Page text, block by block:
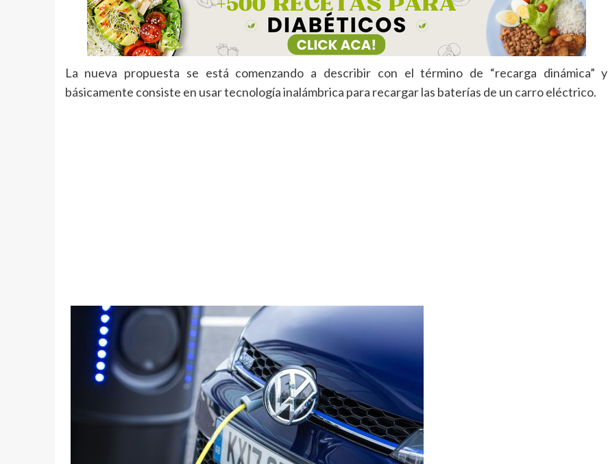
La nueva propuesta se está comenzando a describir con el término de “recarga dinámica” y
básicamente consiste en usar tecnología inalámbrica para recargar las baterías de un carro eléctrico.